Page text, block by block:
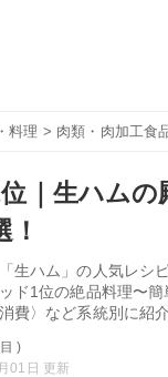
料理 > 肉類・肉加工食
位｜生ハム
！
生ハム」の人気レシ
ド1位の絶品料理〜
費〉など系統別に紹
)
01日 更新